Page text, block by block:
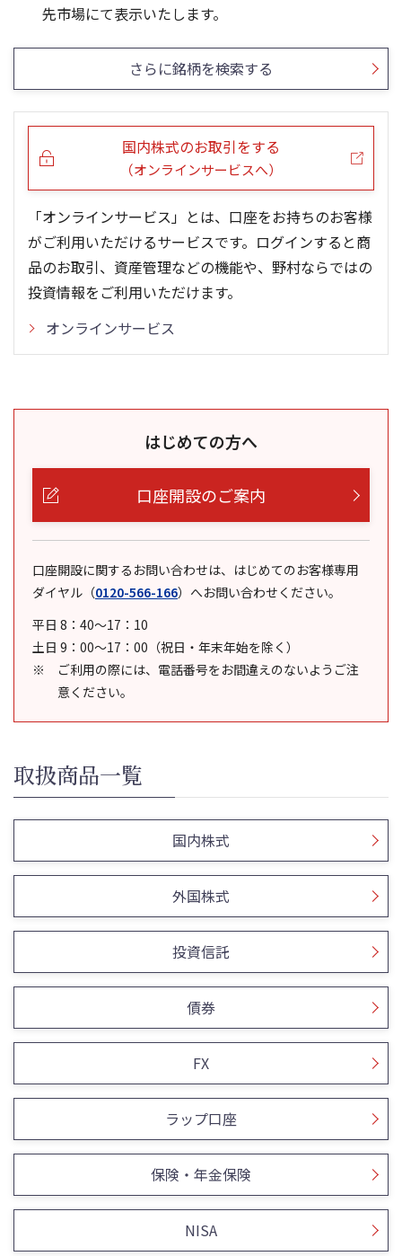
25/12
25/10
25/08
25/06
25/04 24/01
23/01
22/01
21/01
先市場にて表示いたします。
さらに銘柄を検索する
国内株式のお取引をする
（オンラインサービスへ）
「オンラインサービス」とは、口座をお持ちのお客様
がご利用いただけるサービスです。ログインすると商
品のお取引、資産管理などの機能や、野村ならではの
投資情報をご利用いただけます。
オンラインサービス
はじめての方へ
口座開設のご案内
口座開設に関するお問い合わせは、はじめてのお客様専用
ダイヤル （0120-566-166） へお問い合わせください。
平日 8：40～17：10
土日 9：00～17：00（祝日・年末年始を除く）
ご利用の際には、電話番号をお間違えのないようご注
意ください。
取扱商品一覧
国内株式
外国株式
投資信託
債券
FX
ラップ口座
保険・年金保険
NISA